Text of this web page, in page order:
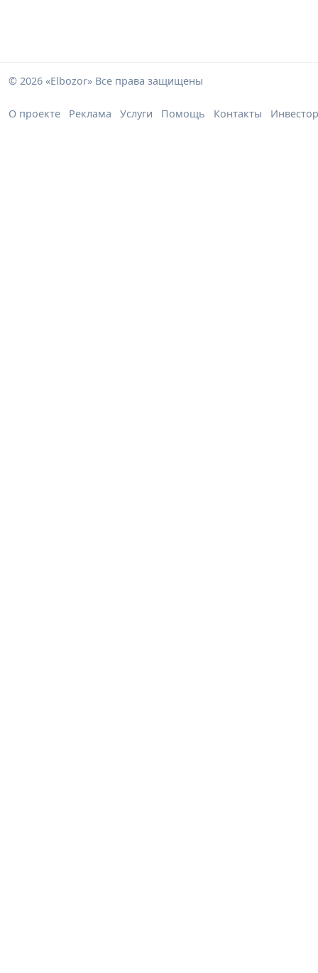
© 2026 «Elbozor» Все права защищены
О проекте Реклама Услуги Помощь Контакты